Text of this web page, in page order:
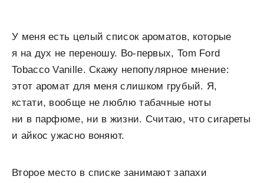
У меня есть целый список ароматов, которые
я на дух не переношу. Во-первых, Tom Ford
Tobacco Vanille. Скажу непопулярное мнение:
этот аромат для меня слишком грубый. Я,
кстати, вообще не люблю табачные ноты
ни в парфюме, ни в жизни. Считаю, что сигареты
и айкос ужасно воняют.
Второе место в списке занимают запахи